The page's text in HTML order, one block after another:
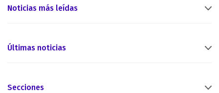
Noticias más leídas
Últimas noticias
Secciones